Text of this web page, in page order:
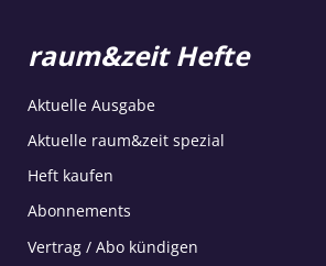
raum&zeit Hefte
Aktuelle Ausgabe
Aktuelle raum&zeit spezial
Heft kaufen
Abonnements
Vertrag / Abo kündigen